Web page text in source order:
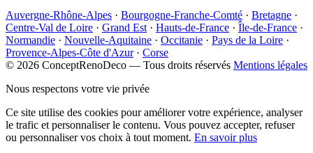
Auvergne-Rhône-Alpes · Bourgogne-Franche-Comté · Bretagne ·
Centre-Val de Loire · Grand Est · Hauts-de-France · Île-de-France ·
Normandie · Nouvelle-Aquitaine · Occitanie · Pays de la Loire ·
Provence-Alpes-Côte d'Azur · Corse
© 2026 ConceptRenoDeco — Tous droits réservés Mentions légales
Nous respectons votre vie privée
Ce site utilise des cookies pour améliorer votre expérience, analyser
le trafic et personnaliser le contenu. Vous pouvez accepter, refuser
ou personnaliser vos choix à tout moment. En savoir plus